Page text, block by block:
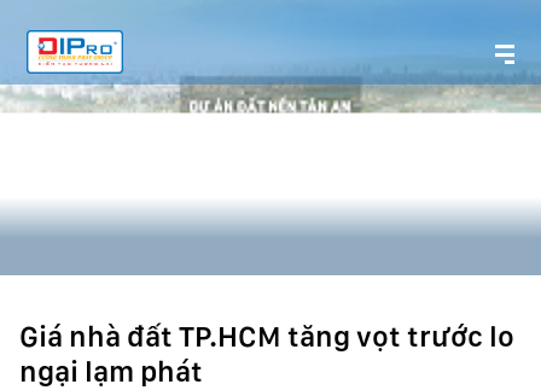
Giá nhà đất TP.HCM tăng vọt trước lo
ngại lạm phát